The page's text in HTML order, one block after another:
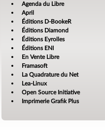
Agenda du Libre
April
Éditions D-BookeR
Éditions Diamond
Éditions Eyrolles
Éditions ENI
En Vente Libre
Framasoft
La Quadrature du Net
Lea-Linux
Open Source Initiative
Imprimerie Grafik Plus